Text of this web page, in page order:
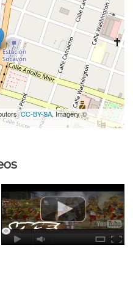
CC-BY-SA, Imagery ©